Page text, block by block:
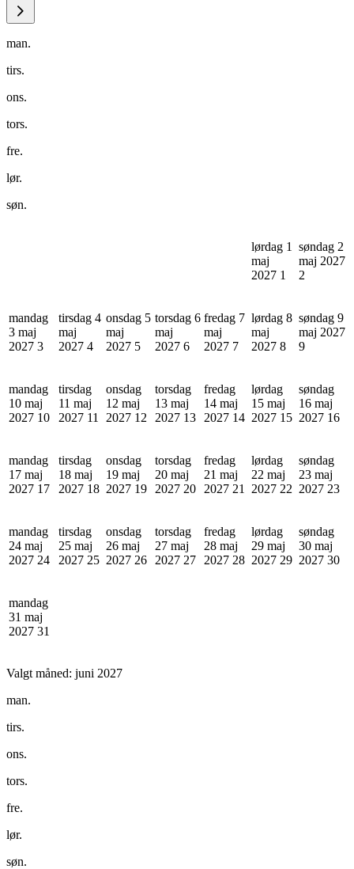
man.
tirs.
ons.
tors.
fre.
lør.
søn.
lørdag 1
maj
2027 1
søndag 2
maj 2027
2
mandag
3 maj
2027 3
tirsdag 4
maj
2027 4
onsdag 5
maj
2027 5
torsdag 6
maj
2027 6
fredag 7
maj
2027 7
lørdag 8
maj
2027 8
søndag 9
maj 2027
9
mandag
10 maj
2027 10
tirsdag
11 maj
2027 11
onsdag
12 maj
2027 12
torsdag
13 maj
2027 13
fredag
14 maj
2027 14
lørdag
15 maj
2027 15
søndag
16 maj
2027 16
mandag
17 maj
2027 17
tirsdag
18 maj
2027 18
onsdag
19 maj
2027 19
torsdag
20 maj
2027 20
fredag
21 maj
2027 21
lørdag
22 maj
2027 22
søndag
23 maj
2027 23
mandag
24 maj
2027 24
tirsdag
25 maj
2027 25
onsdag
26 maj
2027 26
torsdag
27 maj
2027 27
fredag
28 maj
2027 28
lørdag
29 maj
2027 29
søndag
30 maj
2027 30
mandag
31 maj
2027 31
Valgt måned: juni 2027
man.
tirs.
ons.
tors.
fre.
lør.
søn.